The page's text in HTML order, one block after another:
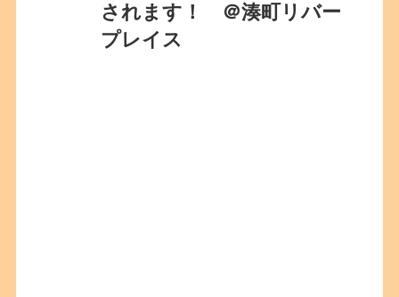
されます！ ＠湊町リバー
プレイス